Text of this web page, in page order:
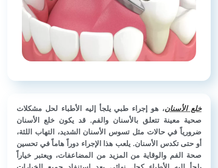
خلع الأسنان، هو إجراء طبي يلجأ إليه الأطباء لحل مشكلات
صحية معينة تتعلق بالأسنان والفم. قد يكون خلع الأسنان
ضرورياً في حالات مثل تسوس الأسنان الشديد، التهاب اللثة،
أو حتى تكدس الأسنان. يلعب هذا الإجراء دوراً هاماً في تحسين
صحة الفم والوقاية من المزيد من المضاعفات، ويعتبر خياراً